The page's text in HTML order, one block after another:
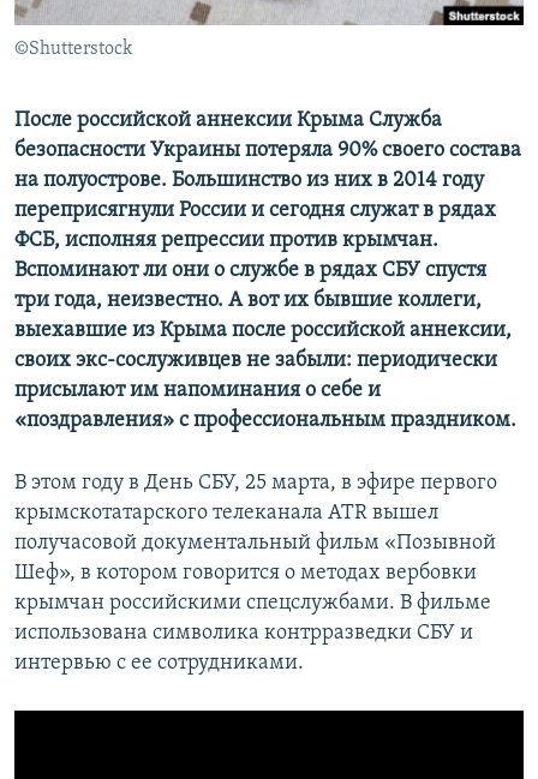
УКРАИНСКАЯ ПРОБЛЕМА КРЫМА
Все сайты RFE/RL
©Shutterstock
После российской аннексии Крыма Служба
безопасности Украины потеряла 90% своего состава
на полуострове. Большинство из них в 2014 году
переприсягнули России и сегодня служат в рядах
ФСБ, исполняя репрессии против крымчан.
Вспоминают ли они о службе в рядах СБУ спустя
три года, неизвестно. А вот их бывшие коллеги,
выехавшие из Крыма после российской аннексии,
своих экс-сослуживцев не забыли: периодически
присылают им напоминания о себе и
«поздравления» с профессиональным праздником.
В этом году в День СБУ, 25 марта, в эфире первого
крымскотатарского телеканала АТR вышел
получасовой документальный фильм «Позывной
Шеф», в котором говорится о методах вербовки
крымчан российскими спецслужбами. В фильме
использована символика контрразведки СБУ и
интервью с ее сотрудниками.